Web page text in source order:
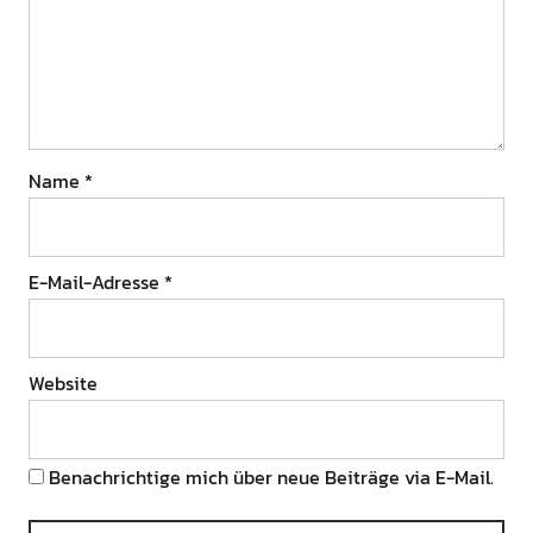
Name *
E-Mail-Adresse *
Website
Benachrichtige mich über neue Beiträge via E-Mail.